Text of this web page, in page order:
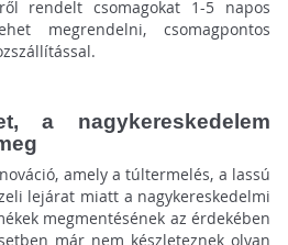
rendelt csomagokat 1-5 napos
megrendelni, csomagpontos
a nagykereskedelem
amely a túltermelés, a lassú
lejárat miatt a nagykereskedelmi
megmentésének az érdekében
már nem készleteznek olyan